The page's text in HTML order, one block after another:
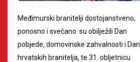
Međimurski branitelji dostojanstveno,
ponosno i svečano su obilježili Dan
pobjede, domovinske zahvalnosti i Dan
hrvatskih branitelja, te 31. obljetnicu